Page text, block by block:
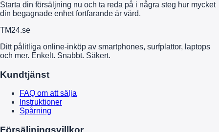
Starta din försäljning nu och ta reda på i några steg hur mycket
din begagnade enhet fortfarande är värd.
TM24.se
Ditt pålitliga online-inköp av smartphones, surfplattor, laptops
och mer. Enkelt. Snabbt. Säkert.
Kundtjänst
FAQ om att sälja
Instruktioner
Spårning
Försäljningsvillkor